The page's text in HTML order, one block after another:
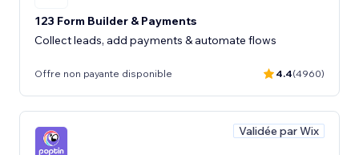
123 Form Builder & Payments
Collect leads, add payments & automate flows
Offre non payante disponible 4.4(4960)
Validée par Wix